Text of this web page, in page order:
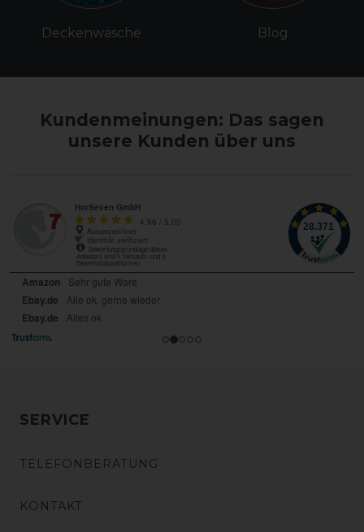
Deckenwäsche Blog
Kundenmeinungen: Das sagen
unsere Kunden über uns
SERVICE
TELEFONBERATUNG
KONTAKT